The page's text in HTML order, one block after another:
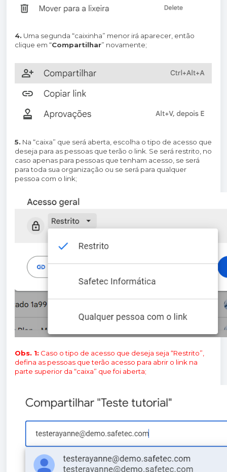
4. Uma segunda “caixinha” menor irá aparecer, então
clique em “Compartilhar” novamente;
5. Na “caixa” que será aberta, escolha o tipo de acesso que
deseja para as pessoas que terão o link. Se será restrito, no
caso apenas para pessoas que tenham acesso, se será
para toda sua organização ou se será para qualquer
pessoa com o link;
Obs. 1: Caso o tipo de acesso que deseja seja “Restrito”,
defina as pessoas que terão acesso para abrir o link na
parte superior da “caixa” que foi aberta;